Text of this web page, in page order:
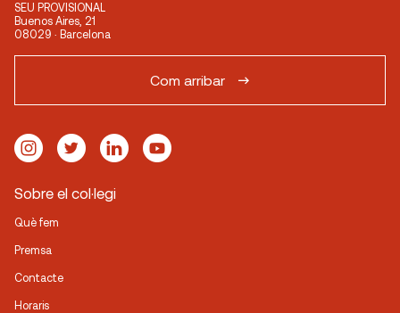
SEU PROVISIONAL
Buenos Aires, 21
08029 · Barcelona
Com arribar
Sobre el col·legi
Què fem
Premsa
Contacte
Horaris